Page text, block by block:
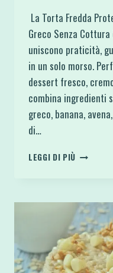
La Torta Fredda
Greco Senza
uniscono praticità,
in un solo morso.
dessert fresco,
combina ingredienti
greco, banana,
di…
LEGGI DI PIÙ TORTA
E
YOGURT
GRECO
SENZA
COTTURA